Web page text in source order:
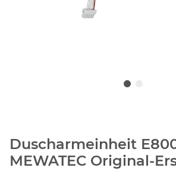
Duscharmeinheit
MEWATEC Original-